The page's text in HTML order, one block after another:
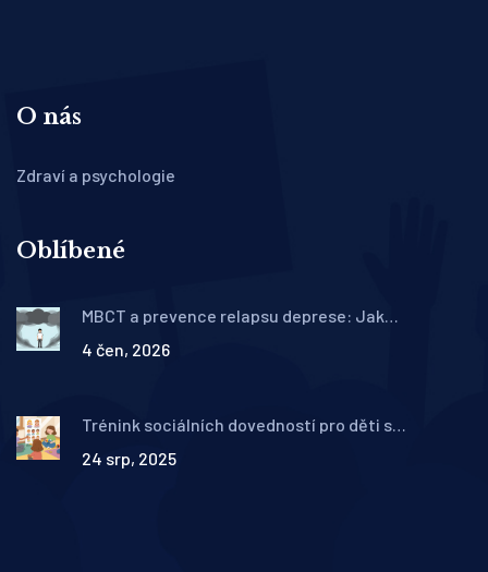
O nás
Zdraví a psychologie
Oblíbené
MBCT a prevence relapsu deprese: Jak
4 čen, 2026
Trénink sociálních dovedností pro děti s
skutečně pomáhá
24 srp, 2025